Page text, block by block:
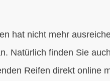
hat nicht mehr
Natürlich finden Sie
Reifen direkt online